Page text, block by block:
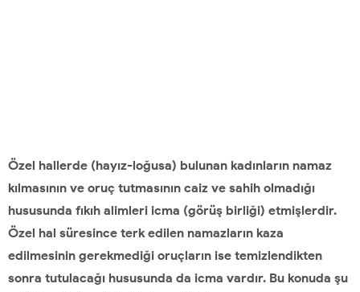
Özel hallerde (hayız-loğusa) bulunan kadınların namaz
kılmasının ve oruç tutmasının caiz ve sahih olmadığı
hususunda fıkıh alimleri icma (görüş birliği) etmişlerdir.
Özel hal süresince terk edilen namazların kaza
edilmesinin gerekmediği oruçların ise temizlendikten
sonra tutulacağı hususunda da icma vardır. Bu konuda şu